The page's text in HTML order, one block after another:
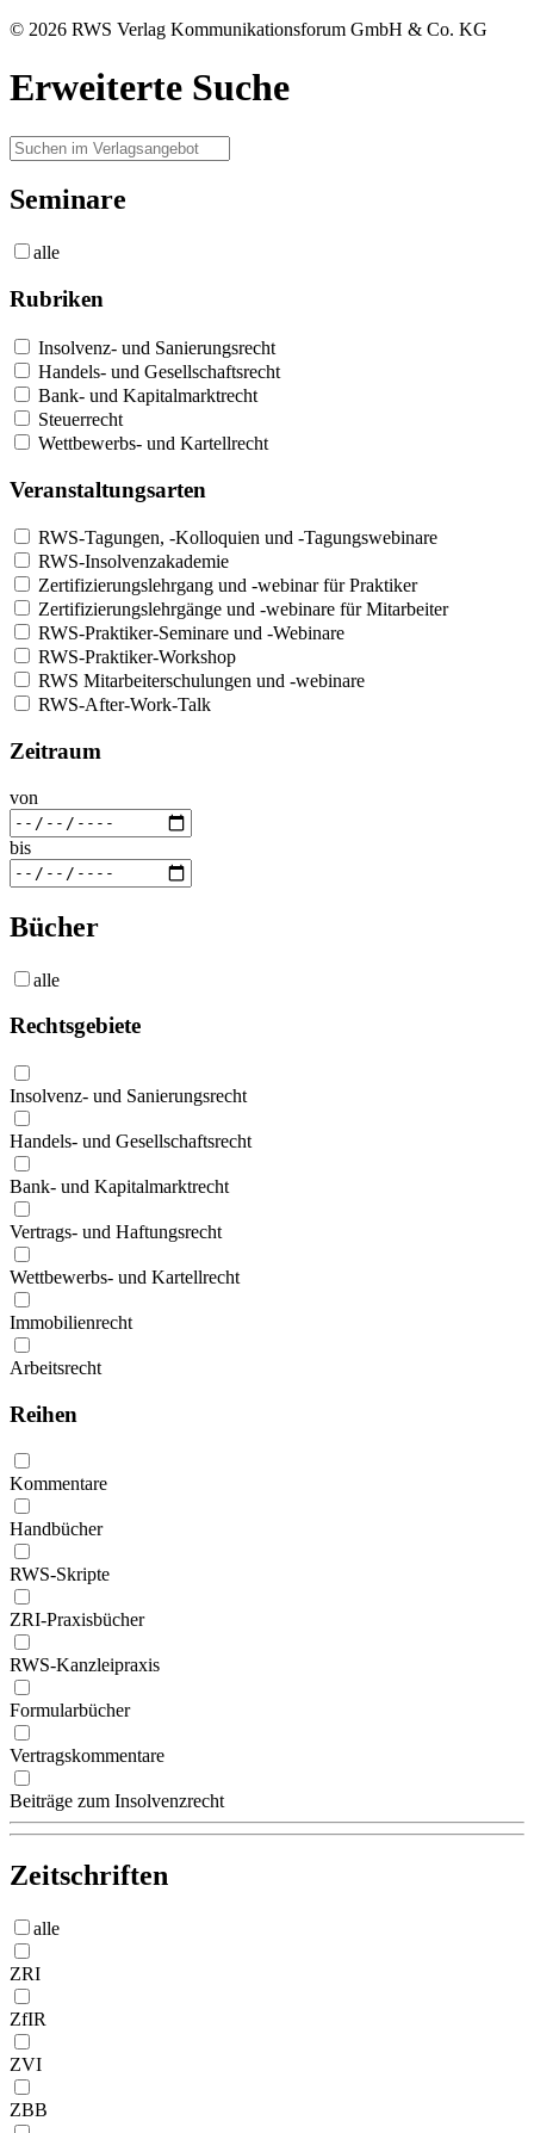
© 2026 RWS Verlag Kommunikationsforum GmbH & Co. KG
Erweiterte Suche
Seminare
alle
Rubriken
Insolvenz- und Sanierungsrecht
Handels- und Gesellschaftsrecht
Bank- und Kapitalmarktrecht
Steuerrecht
Wettbewerbs- und Kartellrecht
Veranstaltungsarten
RWS-Tagungen, -Kolloquien und -Tagungswebinare
RWS-Insolvenzakademie
Zertifizierungslehrgang und -webinar für Praktiker
Zertifizierungslehrgänge und -webinare für Mitarbeiter
RWS-Praktiker-Seminare und -Webinare
RWS-Praktiker-Workshop
RWS Mitarbeiterschulungen und -webinare
RWS-After-Work-Talk
Zeitraum
von
bis
Bücher
alle
Rechtsgebiete
Insolvenz- und Sanierungsrecht
Handels- und Gesellschaftsrecht
Bank- und Kapitalmarktrecht
Vertrags- und Haftungsrecht
Wettbewerbs- und Kartellrecht
Immobilienrecht
Arbeitsrecht
Reihen
Kommentare
Handbücher
RWS-Skripte
ZRI-Praxisbücher
RWS-Kanzleipraxis
Formularbücher
Vertragskommentare
Beiträge zum Insolvenzrecht
Zeitschriften
alle
ZRI
ZfIR
ZVI
ZBB